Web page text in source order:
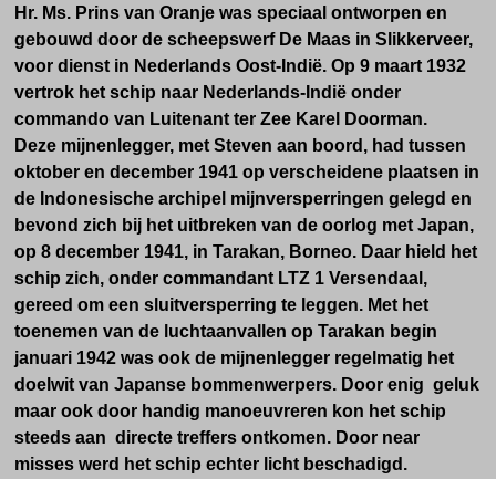
Hr. Ms. Prins van Oranje was speciaal ontworpen en
gebouwd door de scheepswerf De Maas in Slikkerveer,
voor dienst in Nederlands Oost-Indië. Op 9 maart 1932
vertrok het schip naar Nederlands-Indië onder
commando van Luitenant ter Zee Karel Doorman.
Deze mijnenlegger, met Steven aan boord, had tussen
oktober en december 1941 op verscheidene plaatsen in
de Indonesische archipel mijnversperringen gelegd en
bevond zich bij het uitbreken van de oorlog met Japan,
op 8 december 1941, in Tarakan, Borneo. Daar hield het
schip zich, onder commandant LTZ 1 Versendaal,
gereed om een sluitversperring te leggen. Met het
toenemen van de luchtaanvallen op Tarakan begin
januari 1942 was ook de mijnenlegger regelmatig het
doelwit van Japanse bommenwerpers. Door enig geluk
maar ook door handig manoeuvreren kon het schip
steeds aan directe treffers ontkomen. Door near
misses werd het schip echter licht beschadigd.